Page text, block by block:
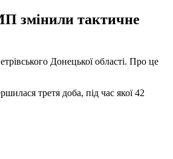
змінили тактичне
Донецької області. Про це
третя доба, під час якої 42